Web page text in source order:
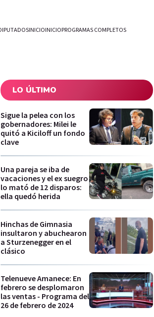
INICIOINICIOPROGRAMAS COMPLETOS
LO ÚLTIMO
Sigue la pelea con los
gobernadores: Milei le
quitó a Kiciloff un fondo
clave
Una pareja se iba de
vacaciones y el ex suegro
lo mató de 12 disparos:
ella quedó herida
Hinchas de Gimnasia
insultaron y abuchearon
a Sturzenegger en el
clásico
Telenueve Amanece: En
febrero se desplomaron
las ventas - Programa del
26 de febrero de 2024